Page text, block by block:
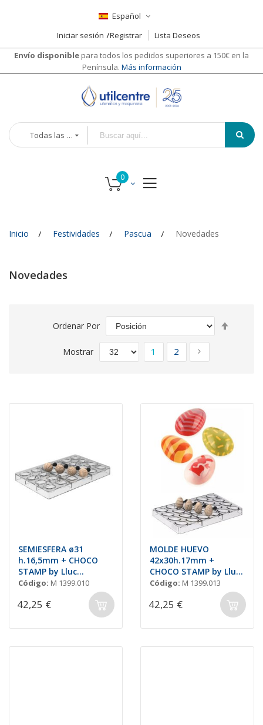
Español
Iniciar sesión
Registrar
Lista Deseos
Envío disponible para todos los pedidos superiores a 150€ en la
Península. Más información
Todas las categorías
Inicio Festividades Pascua Novedades
Novedades
Ordenar Por
Mostrar
Página
Actualmente estás
1 Página
2 Página
Siguiente
SEMIESFERA ø31
h.16,5mm + CHOCO
STAMP by Lluc
Crusellas
Código: M 1399.010
42,25 €
MOLDE HUEVO
42x30h.17mm +
CHOCO STAMP by Lluc
Crusellas
Código: M 1399.013
42,25 €